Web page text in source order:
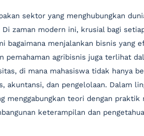
sektor yang menghubungkan
Di zaman modern ini, krusial bagi
bagaimana menjalankan bisnis yang
pemahaman agribisnis juga terlihat
di mana mahasiswa tidak hanya
akuntansi, dan pengelolaan. Dalam
menggabungkan teori dengan
keterampilan dan